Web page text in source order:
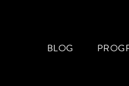
BLOG